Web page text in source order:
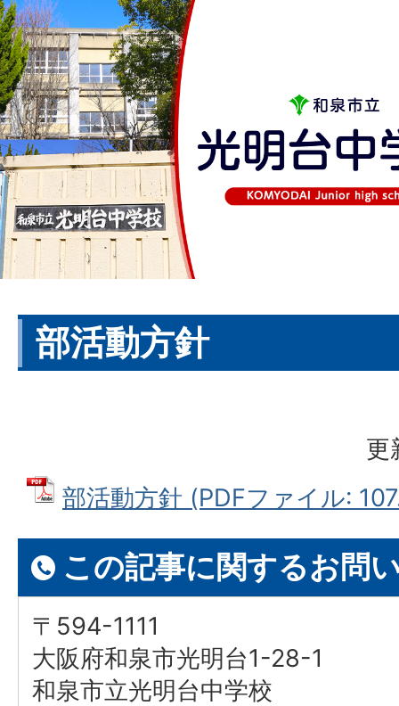
部活動方針
更
部活動方針 (PDFファイル:
この記事に関するお問
〒594-1111
大阪府和泉市光明台1-28-1
和泉市立光明台中学校